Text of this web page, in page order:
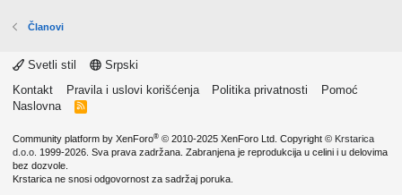
Članovi
Svetli stil
Srpski
Kontakt
Pravila i uslovi korišćenja Politika privatnosti
Pomoć
Naslovna
R
Community platform by XenForo® © 2010-2025 XenForo Ltd. Copyright © Krstarica
d.o.o. 1999-2026. Sva prava zadržana. Zabranjena je reprodukcija u celini i u delovima
bez dozvole.
Krstarica ne snosi odgovornost za sadržaj poruka.